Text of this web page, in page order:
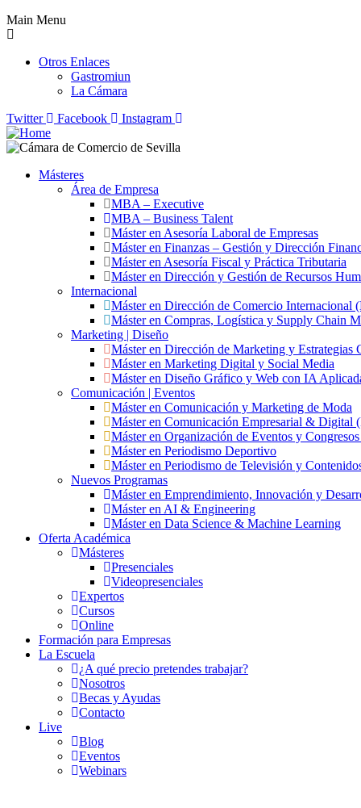
Main Menu
Otros Enlaces
Gastromiun
La Cámara
Twitter
Facebook Instagram
Másteres
Área de Empresa
MBA – Executive
MBA – Business Talent
Máster en Asesoría Laboral de Empresas
Máster en Finanzas – Gestión y Dirección
Máster en Asesoría Fiscal y Práctica Tributaria
Máster en Dirección y Gestión de Recursos
Internacional
Máster en Dirección de Comercio Internacional
Máster en Compras, Logística y Supply Chain
Marketing | Diseño
Máster en Dirección de Marketing y Estrategias
Máster en Marketing Digital y Social Media
Máster en Diseño Gráfico y Web con IA
Comunicación | Eventos
Máster en Comunicación y Marketing de Moda
Máster en Comunicación Empresarial & Digital
Máster en Organización de Eventos y
Máster en Periodismo Deportivo
Máster en Periodismo de Televisión y
Nuevos Programas
Máster en Emprendimiento, Innovación y
Máster en AI & Engineering
Máster en Data Science & Machine Learning
Oferta Académica
Másteres
Presenciales
Videopresenciales
Expertos
Cursos
Online
Formación para Empresas
La Escuela
¿A qué precio pretendes trabajar?
Nosotros
Becas y Ayudas
Contacto
Live
Blog
Eventos
Webinars